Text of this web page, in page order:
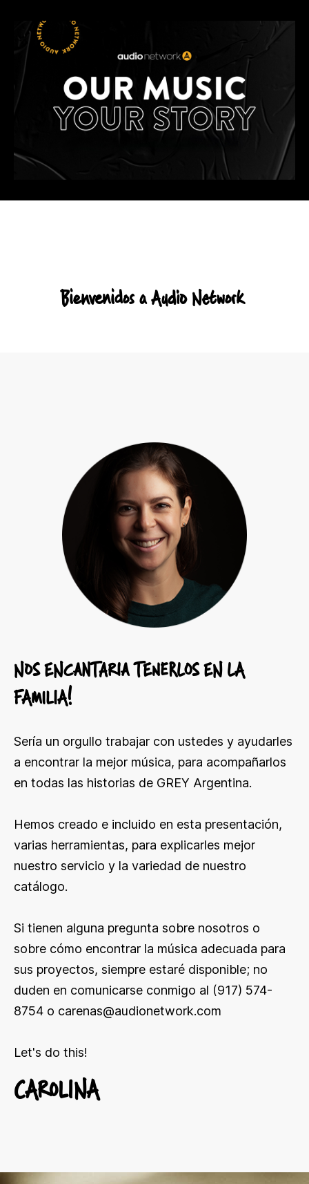
Bienvenidos a Audio Network
NOS ENCANTARIA TENERLOS EN LA
FAMILIA!
Sería un orgullo trabajar con ustedes y ayudarles
a encontrar la mejor música, para acompañarlos
en todas las historias de GREY Argentina.
Hemos creado e incluido en esta presentación,
varias herramientas, para explicarles mejor
nuestro servicio y la variedad de nuestro
catálogo.
Si tienen alguna pregunta sobre nosotros o
sobre cómo encontrar la música adecuada para
sus proyectos, siempre estaré disponible; no
duden en comunicarse conmigo al (917) 574-
8754 o carenas@audionetwork.com
Let's do this!
CAROLINA